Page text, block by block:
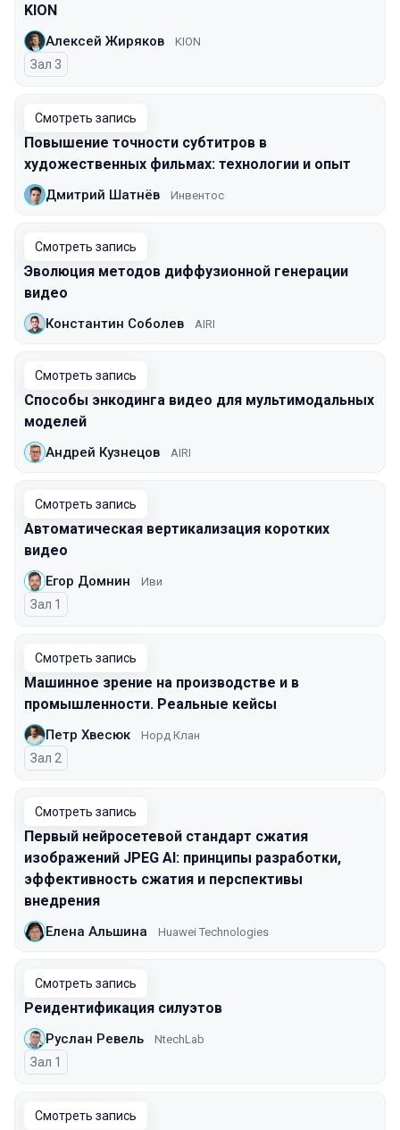
KION
Алексей Жиряков KION
Зал 3
Смотреть запись
Повышение точности субтитров в
художественных фильмах: технологии и опыт
Дмитрий Шатнёв Инвентос
Смотреть запись
Эволюция методов диффузионной генерации
видео
Константин Соболев AIRI
Смотреть запись
Способы энкодинга видео для мультимодальных
моделей
Андрей Кузнецов AIRI
Смотреть запись
Автоматическая вертикализация коротких
видео
Егор Домнин Иви
Зал 1
Смотреть запись
Машинное зрение на производстве и в
промышленности. Реальные кейсы
Петр Хвесюк Норд Клан
Зал 2
Смотреть запись
Первый нейросетевой стандарт сжатия
изображений JPEG AI: принципы разработки,
эффективность сжатия и перспективы
внедрения
Елена Альшина Huawei Technologies
Смотреть запись
Реидентификация силуэтов
Руслан Ревель NtechLab
Зал 1
Смотреть запись